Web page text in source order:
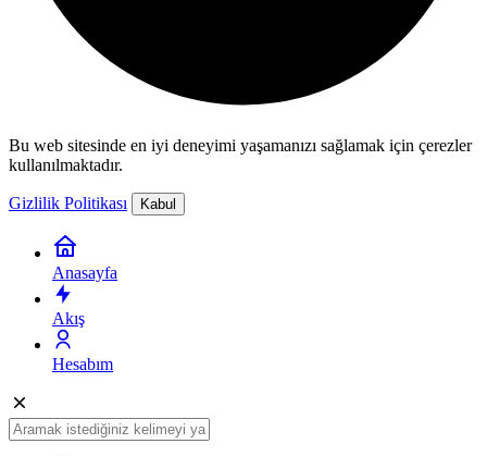
Bu web sitesinde en iyi deneyimi yaşamanızı sağlamak için çerezler
kullanılmaktadır.
Gizlilik Politikası Kabul
Anasayfa
Akış
Hesabım